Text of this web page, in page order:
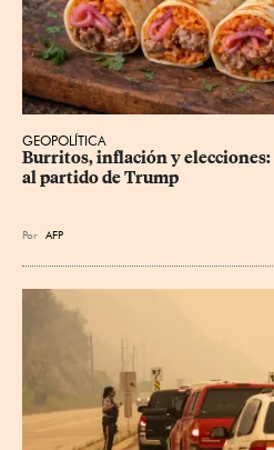
GEOPOLÍTICA
Burritos, inflación y elecciones:
al partido de Trump
Por AFP